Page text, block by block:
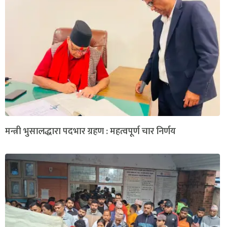
मन्त्री भुसालद्धारा पदभार ग्रहण : महत्वपूर्ण चार निर्णय